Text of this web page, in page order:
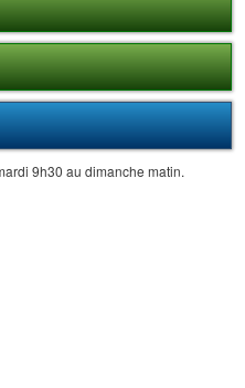
9h30 au dimanche matin.